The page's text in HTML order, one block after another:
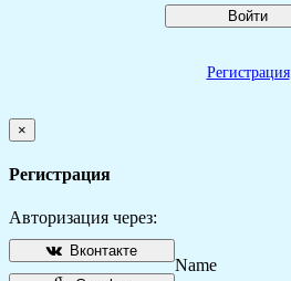
Войти
Регистрация
×
Регистрация
Авторизация через:
Вконтакте
Name